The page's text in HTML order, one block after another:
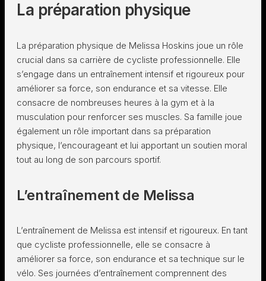
La préparation physique
La préparation physique de Melissa Hoskins joue un rôle
crucial dans sa carrière de cycliste professionnelle. Elle
s’engage dans un entraînement intensif et rigoureux pour
améliorer sa force, son endurance et sa vitesse. Elle
consacre de nombreuses heures à la gym et à la
musculation pour renforcer ses muscles. Sa famille joue
également un rôle important dans sa préparation
physique, l’encourageant et lui apportant un soutien moral
tout au long de son parcours sportif.
L’entraînement de Melissa
L’entraînement de Melissa est intensif et rigoureux. En tant
que cycliste professionnelle, elle se consacre à
améliorer sa force, son endurance et sa technique sur le
vélo. Ses journées d’entraînement comprennent des